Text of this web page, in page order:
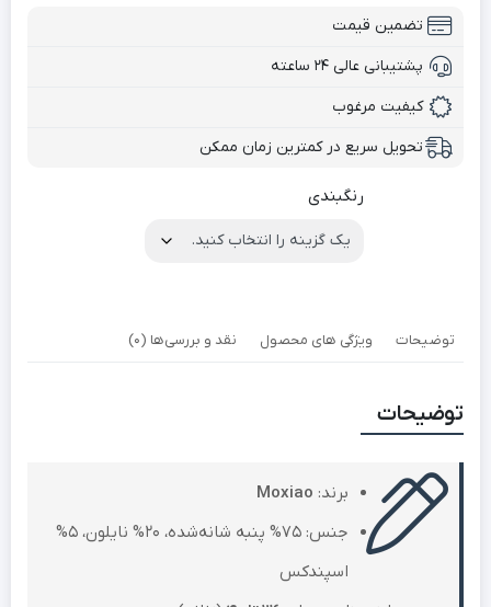
تضمین قیمت
پشتیبانی عالی ۲۴ ساعته
کیفیت مرغوب
تحویل سریع در کمترین زمان ممکن
رنگبندی
توضیحات ویژگی های محصول نقد و بررسی‌ها (0)
توضیحات
برند: Moxiao
جنس: 75% پنبه شانه‌شده، 20% نایلون، 5%
اسپندکس